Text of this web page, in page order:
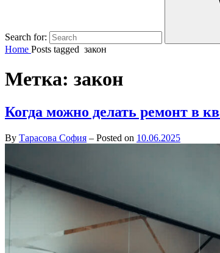
Search for:
Home Posts tagged закон
Метка: закон
Когда можно делать ремонт в
By Тарасова София – Posted on 10.06.2025